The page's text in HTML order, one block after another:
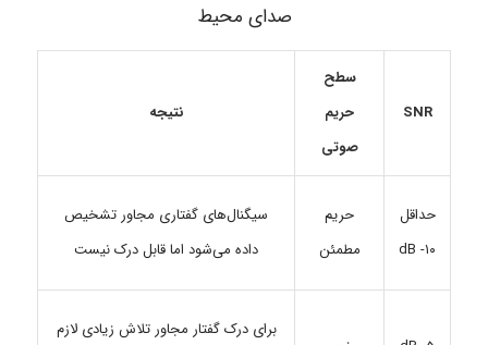
صدای محیط
SNR
سطح
حریم
صوتی
نتیجه
حداقل
۱۰- dB
حریم
مطمئن
سیگنال‌های گفتاری مجاور تشخیص
داده می‌شود اما قابل درک نیست
برای درک گفتار مجاور تلاش زیادی لازم